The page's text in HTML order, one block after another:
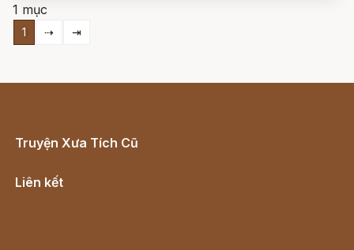
chớp và cơn giận dữ của Trời.
1 mục
1 ⇢ ⇥
Truyện Xưa Tích Cũ
Liên kết